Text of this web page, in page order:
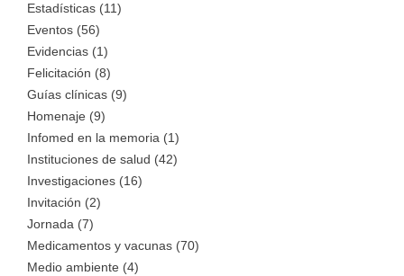
Estadísticas (11)
Eventos (56)
Evidencias (1)
Felicitación (8)
Guías clínicas (9)
Homenaje (9)
Infomed en la memoria (1)
Instituciones de salud (42)
Investigaciones (16)
Invitación (2)
Jornada (7)
Medicamentos y vacunas (70)
Medio ambiente (4)